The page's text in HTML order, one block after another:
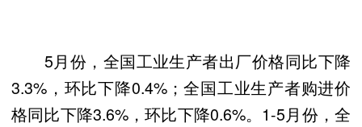
5月份，全国工业生产者出厂价格同比下降
3.3%，环比下降0.4%；全国工业生产者购进价
格同比下降3.6%，环比下降0.6%。1-5月份，全